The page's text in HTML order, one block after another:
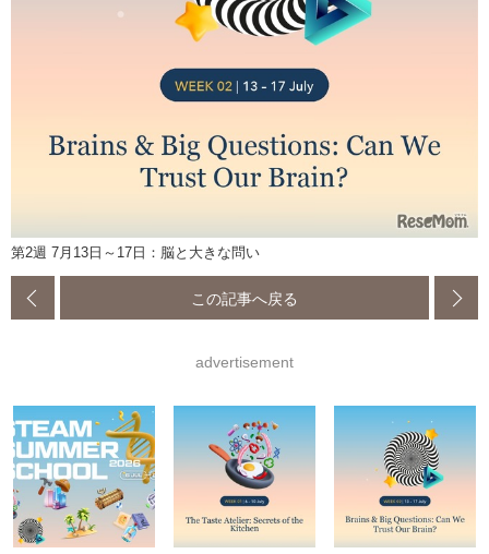
第2週 7月13日～17日：脳と大きな問い
この記事へ戻る
advertisement